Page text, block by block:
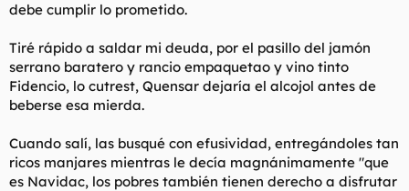
debe cumplir lo prometido.
Tiré rápido a saldar mi deuda, por el pasillo del jamón
serrano baratero y rancio empaquetao y vino tinto
Fidencio, lo cutrest, Quensar dejaría el alcojol antes de
beberse esa mierda.
Cuando salí, las busqué con efusividad, entregándoles tan
ricos manjares mientras le decía magnánimamente "que
es Navidac, los pobres también tienen derecho a disfrutar